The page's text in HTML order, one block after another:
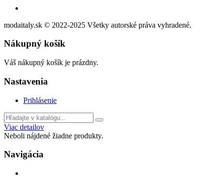
modaitaly.sk © 2022-2025 Všetky autorské práva vyhradené.
Nákupný košík
Váš nákupný košík je prázdny.
Nastavenia
Prihlásenie
Viac detailov
Neboli nájdené žiadne produkty.
Navigácia